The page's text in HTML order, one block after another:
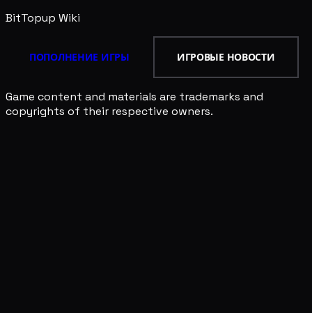
BitTopup Wiki
ПОПОЛНЕНИЕ ИГРЫ ИГРОВЫЕ НОВОСТИ
Game content and materials are trademarks and
copyrights of their respective owners.